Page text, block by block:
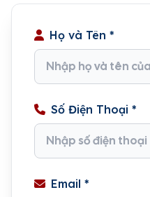
Họ và Tên *
Số Điện Thoại *
Email *